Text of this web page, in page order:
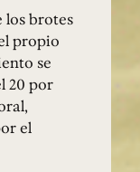
los brotes
propio
se
20 por
el